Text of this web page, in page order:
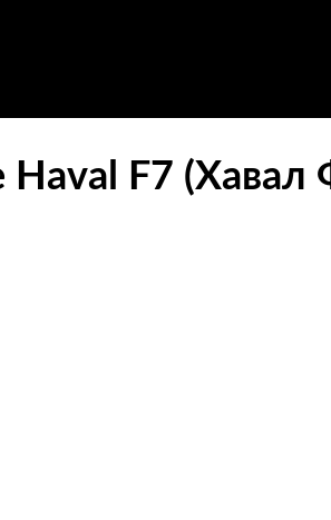
F7 (Хавал